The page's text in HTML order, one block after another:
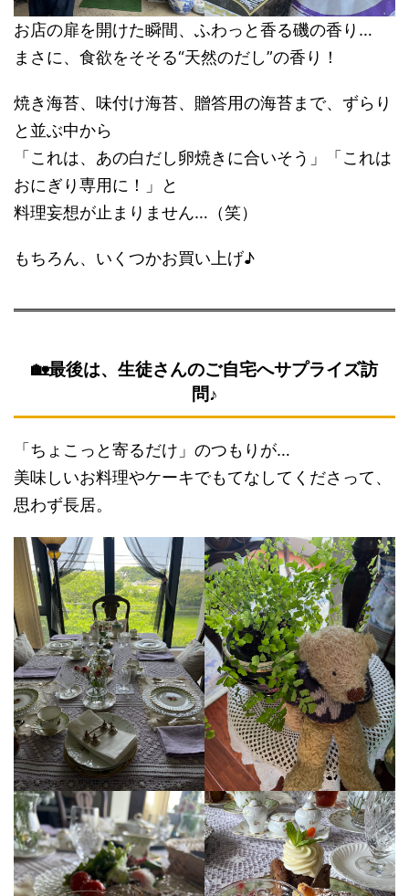
お店の扉を開けた瞬間、ふわっと香る磯の香り…
まさに、食欲をそそる“天然のだし”の香り！
焼き海苔、味付け海苔、贈答用の海苔まで、ずらり
と並ぶ中から
「これは、あの白だし卵焼きに合いそう」「これは
おにぎり専用に！」と
料理妄想が止まりません…（笑）
もちろん、いくつかお買い上げ♪
🏡最後は、生徒さんのご自宅へサプライズ訪
問♪
「ちょこっと寄るだけ」のつもりが…
美味しいお料理やケーキでもてなしてくださって、
思わず長居。